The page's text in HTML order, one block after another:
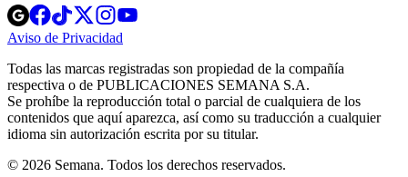
Opens
in
new
Opens
in
new
Opens
in
new
window
Opens
new
windowwindow
Aviso de Privacidad
new
window
Todas las marcas registradas son propiedad de la compañía
respectiva o de PUBLICACIONES SEMANA S.A.
Se prohíbe la reproducción total o parcial de cualquiera de los
contenidos que aquí aparezca, así como su traducción a cualquier
idioma sin autorización escrita por su titular.
© 2026 Semana. Todos los derechos reservados.